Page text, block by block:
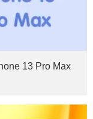
13 Pro Max